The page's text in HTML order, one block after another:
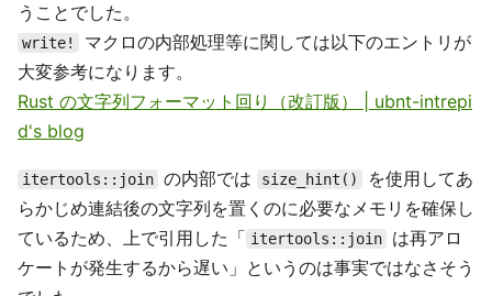
うことでした。
write!
マクロの内部処理等に関しては以下のエントリが
大変参考になります。
Rust の文字列フォーマット回り（改訂版） | ubnt-intrepi
d's blog
itertools::join の内部では size_hint()
を使用してあ
らかじめ連結後の文字列を置くのに必要なメモリを確保し
ているため、上で引用した「 itertools::join
は再アロ
ケートが発生するから遅い」というのは事実ではなさそう